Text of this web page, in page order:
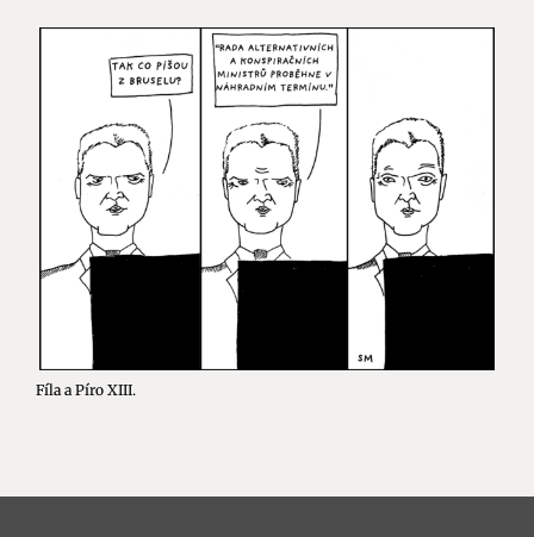
Fíla a Píro XIII.